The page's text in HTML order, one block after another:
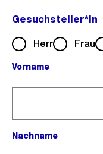
Gesuchsteller*in
Herr Frau
Vorname
Nachname